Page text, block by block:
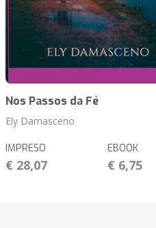
Nos Passos da Fé
Ely Damasceno
IMPRESO
€ 28,07
EBOOK
€ 6,75